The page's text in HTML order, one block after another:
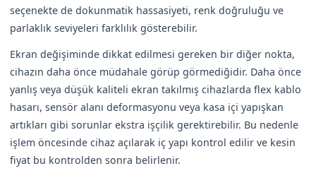
seçenekte de dokunmatik hassasiyeti, renk doğruluğu ve
parlaklık seviyeleri farklılık gösterebilir.
Ekran değişiminde dikkat edilmesi gereken bir diğer nokta,
cihazın daha önce müdahale görüp görmediğidir. Daha önce
yanlış veya düşük kaliteli ekran takılmış cihazlarda flex kablo
hasarı, sensör alanı deformasyonu veya kasa içi yapışkan
artıkları gibi sorunlar ekstra işçilik gerektirebilir. Bu nedenle
işlem öncesinde cihaz açılarak iç yapı kontrol edilir ve kesin
fiyat bu kontrolden sonra belirlenir.